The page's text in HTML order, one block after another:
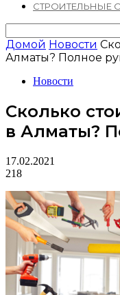
СТРОИТЕЛЬНЫЕ
Домой Новости
Алматы? Полное
Новости
Сколько
в Алматы?
17.02.2021
218